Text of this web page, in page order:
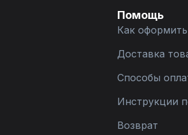
Помощь
Как оформить
Доставка
Способы
Инструкции
Возврат